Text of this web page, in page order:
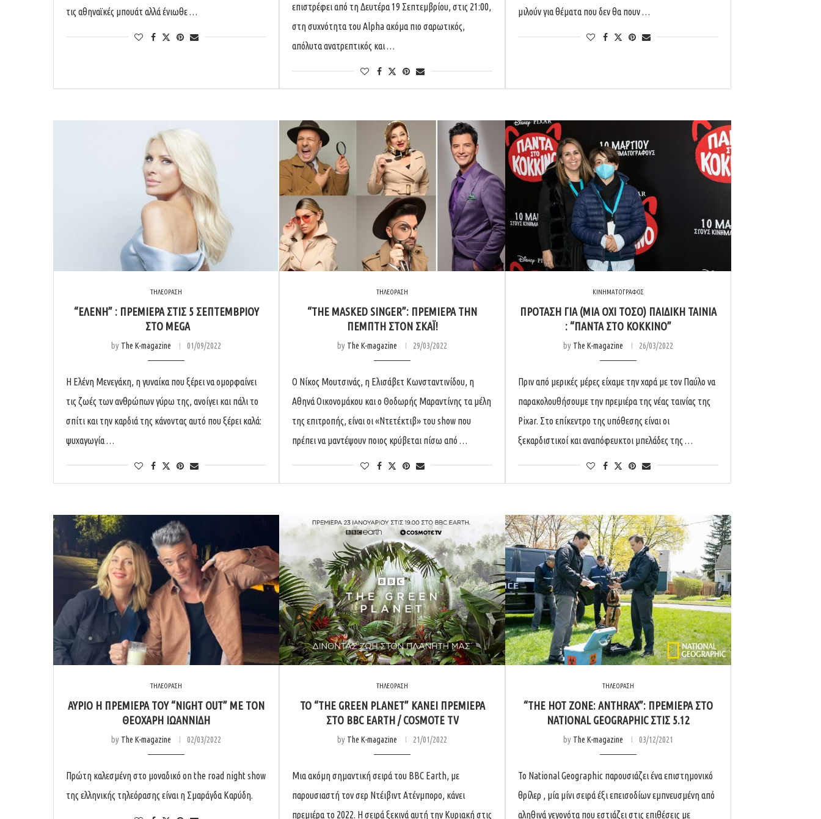
τις αθηναϊκές μπουάτ αλλά ένιωθε …
επιστρέφει από τη Δευτέρα 19 Σεπτεμβρίου, στις 21:00,
στη συχνότητα του Alpha ακόμα πιο σαρωτικός,
απόλυτα ανατρεπτικός και …
μιλούν για θέματα που δεν θα πουν …
ΤΗΛΕΟΡΑΣΗ
“ΕΛΕΝΗ” : ΠΡΕΜΙΕΡΑ ΣΤΙΣ 5 ΣΕΠΤΕΜΒΡΙΟΥ
ΣΤΟ MEGA
by The K-magazine 01/09/2022
Η Ελένη Μενεγάκη, η γυναίκα που ξέρει να ομορφαίνει
τις ζωές των ανθρώπων γύρω της, ανοίγει και πάλι το
σπίτι και την καρδιά της κάνοντας αυτό που ξέρει καλά:
ψυχαγωγία …
ΤΗΛΕΟΡΑΣΗ
“THE MASKED SINGER”: ΠΡΕΜΙΈΡΑ ΤΗΝ
ΠΈΜΠΤΗ ΣΤΟΝ ΣΚΑΪ!
by The K-magazine 29/03/2022
Ο Νίκος Μουτσινάς, η Ελισάβετ Κωνσταντινίδου, η
Αθηνά Οικονομάκου και ο Θοδωρής Μαραντίνης τα μέλη
της επιτροπής, είναι οι «Ντετέκτιβ» του show που
πρέπει να μαντέψουν ποιος κρύβεται πίσω από …
ΚΙΝΗΜΑΤΟΓΡΑΦΟΣ
ΠΡΌΤΑΣΗ ΓΙΑ (ΜΊΑ ΌΧΙ ΤΌΣΟ) ΠΑΙΔΙΚΉ ΤΑΙΝΊΑ
: “ΠΆΝΤΑ ΣΤΟ ΚΌΚΚΙΝΟ”
by The K-magazine 26/03/2022
Πριν από μερικές μέρες είχαμε την χαρά με τον Παύλο να
παρακολουθήσουμε την πρεμιέρα της νέας ταινίας της
Pixar. Στο επίκεντρο της υπόθεσης είναι οι
ξεκαρδιστικοί και αναπόφευκτοι μπελάδες της …
ΤΗΛΕΟΡΑΣΗ
ΑΎΡΙΟ Η ΠΡΕΜΙΈΡΑ ΤΟΥ “NIGHT OUT” ΜΕ ΤΟΝ
ΘΕΟΧΆΡΗ ΙΩΑΝΝΊΔΗ
by The K-magazine 02/03/2022
Πρώτη καλεσμένη στο μοναδικό on the road night show
της ελληνικής τηλεόρασης είναι η Σμαράγδα Καρύδη.
ΤΗΛΕΟΡΑΣΗ
TO “THE GREEN PLANET” ΚΆΝΕΙ ΠΡΕΜΙΈΡΑ
ΣΤΟ BBC EARTH / COSMOTE TV
by The K-magazine 21/01/2022
Μια ακόμη σημαντική σειρά του BBC Earth, με
παρουσιαστή τον σερ Ντέιβιντ Ατένμπορο, κάνει
πρεμιέρα το 2022. Η σειρά ξεκινά αυτή την Κυριακή στις
ΤΗΛΕΟΡΑΣΗ
“THE HOT ZONE: ANTHRAX”: ΠΡΕΜΙΈΡΑ ΣΤΟ
NATIONAL GEOGRAPHIC ΣΤΙΣ 5.12
by The K-magazine 03/12/2021
Το National Geographic παρουσιάζει ένα επιστημονικό
θρίλερ , μία μίνι σειρά έξι επεισοδίων εμπνευσμένη από
αληθινά γεγονότα που εστιάζει στις επιθέσεις με